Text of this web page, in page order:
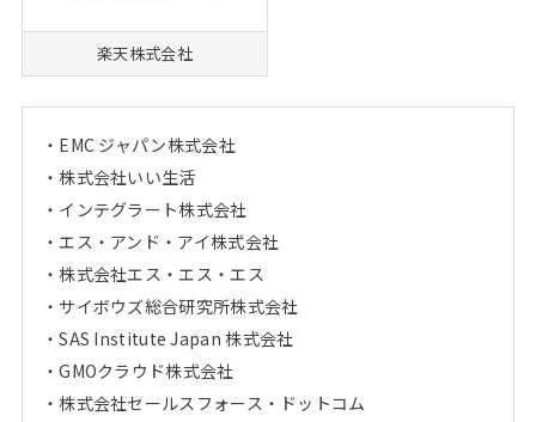
楽天株式会社
EMC ジャパン株式会社
株式会社いい生活
インテグラート株式会社
エス・アンド・アイ株式会社
株式会社エス・エス・エス
サイボウズ総合研究所株式会社
SAS Institute Japan 株式会社
GMOクラウド株式会社
株式会社セールスフォース・ドットコム